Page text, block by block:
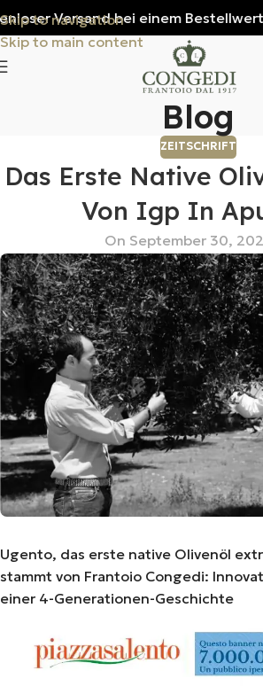
Skip to navigation
Skip to main content
Versand bei einem Bestellwert
Blog
ZEITSCHRIFT
Das Erste Native
Von Igp In
On September 30,
Ugento, das erste native Olivenöl
stammt von Frantoio Congedi:
einer 4-Generationen-Geschichte